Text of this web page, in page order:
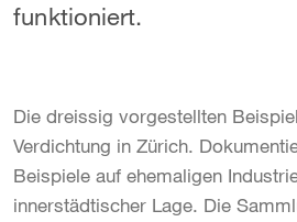
funktioniert.
Die dreissig vorgestellten
Verdichtung in Zürich.
Beispiele auf ehemaligen
innerstädtischer Lage. Die